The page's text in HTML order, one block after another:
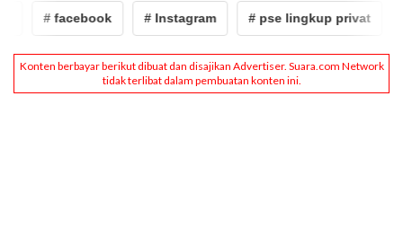
# facebook # Instagram # pse lingkup privat